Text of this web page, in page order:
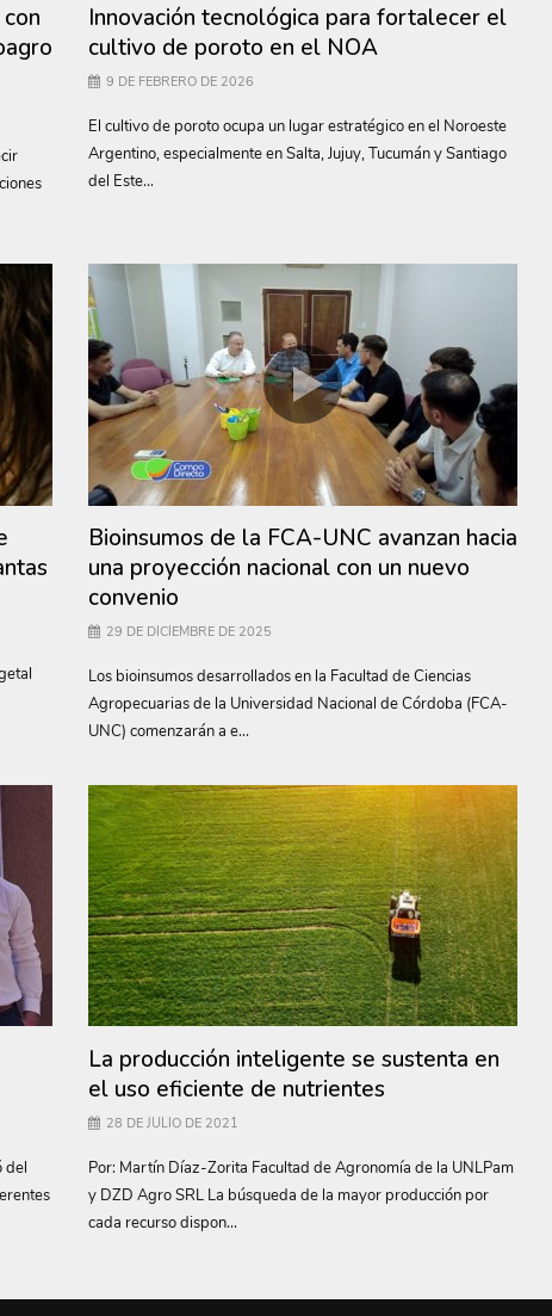
Innovación tecnológica para fortalecer el
cultivo de poroto en el NOA
9 DE FEBRERO DE 2026
El cultivo de poroto ocupa un lugar estratégico en el Noroeste
Argentino, especialmente en Salta, Jujuy, Tucumán y Santiago
del Este...
Bioinsumos de la FCA-UNC avanzan hacia
una proyección nacional con un nuevo
convenio
29 DE DICIEMBRE DE 2025
Los bioinsumos desarrollados en la Facultad de Ciencias
Agropecuarias de la Universidad Nacional de Córdoba (FCA-
UNC) comenzarán a e...
del
La producción inteligente se sustenta en
el uso eficiente de nutrientes
28 DE JULIO DE 2021
Por: Martín Díaz-Zorita Facultad de Agronomía de la UNLPam
y DZD Agro SRL La búsqueda de la mayor producción por
cada recurso dispon...